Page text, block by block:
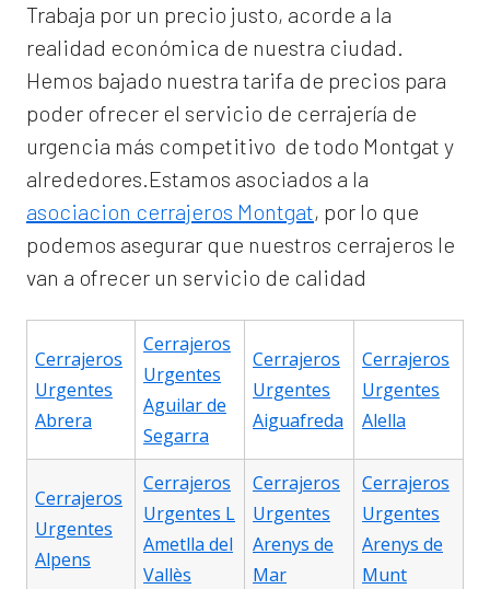
Trabaja por un precio justo, acorde a la
realidad económica de nuestra ciudad.
Hemos bajado nuestra tarifa de precios para
poder ofrecer el servicio de cerrajería de
urgencia más competitivo de todo Montgat y
alrededores.Estamos asociados a la
asociacion cerrajeros Montgat, por lo que
podemos asegurar que nuestros cerrajeros le
van a ofrecer un servicio de calidad
Cerrajeros
Urgentes
Abrera
Cerrajeros
Urgentes
Aguilar de
Segarra
Cerrajeros
Urgentes
Aiguafreda
Cerrajeros
Urgentes
Alella
Cerrajeros
Urgentes
Alpens
Cerrajeros
Urgentes L
Ametlla del
Vallès
Cerrajeros
Urgentes
Arenys de
Mar
Cerrajeros
Urgentes
Arenys de
Munt